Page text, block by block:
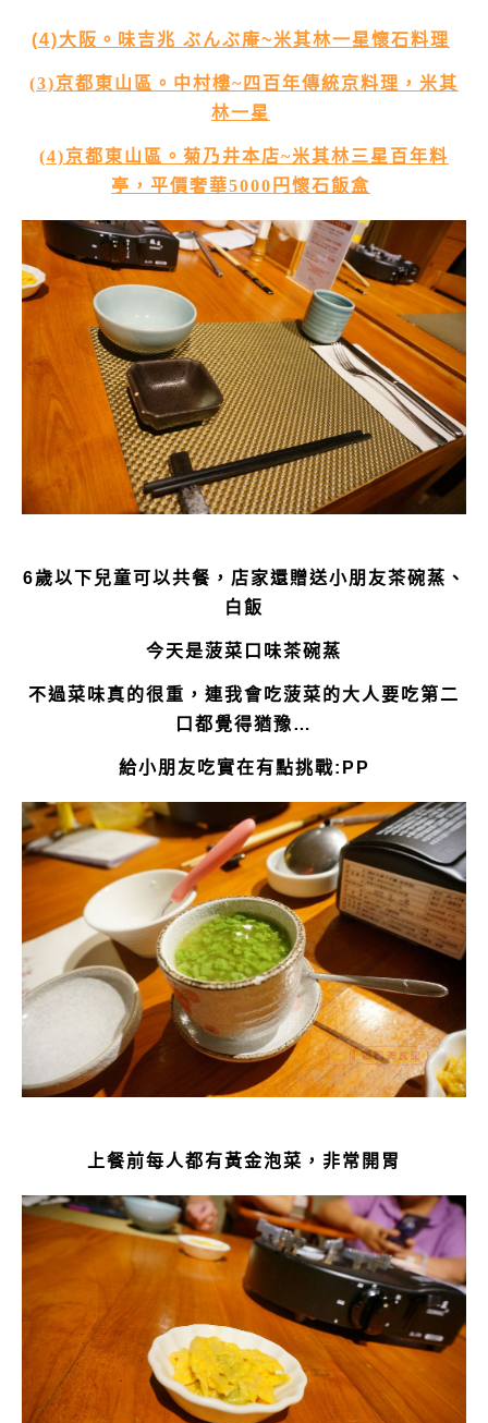
(4)大阪。味吉兆 ぶんぶ庵~米其林一星懷石料理
(3)京都東山區。中村樓~四百年傳統京料理，米其
林一星
(4)京都東山區。菊乃井本店~米其林三星百年料
亭，平價奢華5000円懷石飯盒
6歲以下兒童可以共餐，店家還贈送小朋友茶碗蒸、
白飯
今天是菠菜口味茶碗蒸
不過菜味真的很重，連我會吃菠菜的大人要吃第二
口都覺得猶豫…
給小朋友吃實在有點挑戰:PP
上餐前每人都有黃金泡菜， 非常開胃